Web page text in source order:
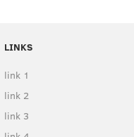
LINKS
link 1
link 2
link 3